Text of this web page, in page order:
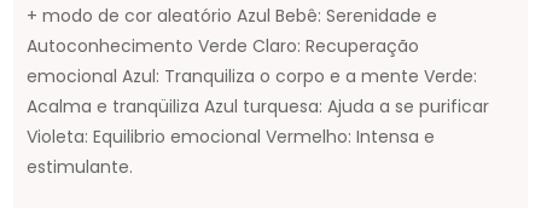
+ modo de cor aleatório Azul Bebê: Serenidade e
Autoconhecimento Verde Claro: Recuperação
emocional Azul: Tranquiliza o corpo e a mente Verde:
Acalma e tranqüiliza Azul turquesa: Ajuda a se purificar
Violeta: Equilibrio emocional Vermelho: Intensa e
estimulante.